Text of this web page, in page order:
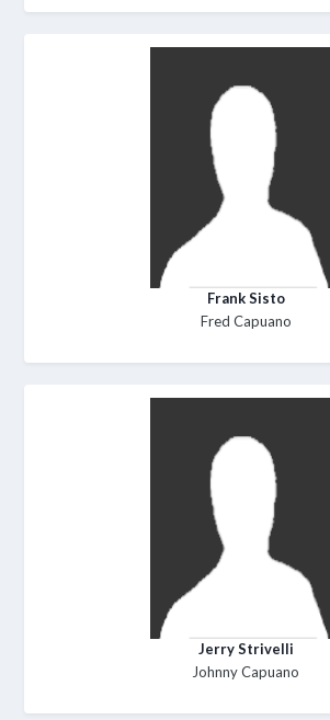
Frank Sisto
Fred Capuano
Jerry Strivelli
Johnny Capuano